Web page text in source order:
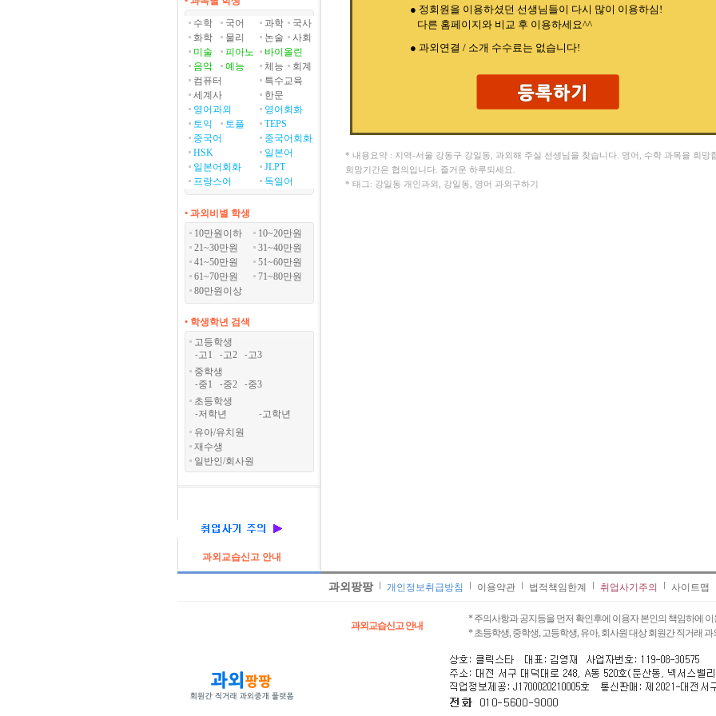
수학
국어 과학
국사
화학
물리 논술
사회
미술
피아노
바이올린
음악
예능 체능
회계
컴퓨터
특수교육
세계사
한문
영어과외
영어회화
토익
토플
TEPS
중국어
중국어회화
HSK
일본어
일본어회화
JLPT
프랑스어
독일어
• 과외비별 학생
10만원이하
10~20만원
21~30만원
31~40만원
41~50만원
51~60만원
61~70만원
71~80만원
80만원이상
• 학생학년 검색
고등학생
-고1 -고2 -고3
중학생
-중1 -중2 -중3
초등학생
-저학년 -고학년
유아/유치원
재수생
일반인/회사원
과외교습신고 안내
● 정회원을 이용하셨던 선생님들이 다시 많이 이용하심!
다른 홈페이지와 비교 후 이용하세요^^
● 과외연결 / 소개 수수료는 없습니다!
* 내용요약 : 지역-서울 강동구 강일동, 과외해 주실 선생님을 찾습니다. 영어, 수학 과목을 희망
희망기간은 협의입니다. 즐거운 하루되세요.
* 태그: 강일동 개인과외, 강일동, 영어 과외구하기
과외팡팡 개인정보취급방침 이용약관 법적책임한계 취업사기주의 사이트맵
과외교습신고 안내
* 주의사항과 공지등을 먼저 확인후에 이용자 본인의 책임하에
* 초등학생, 중학생, 고등학생, 유아, 회사원 대상 회원간 직거래